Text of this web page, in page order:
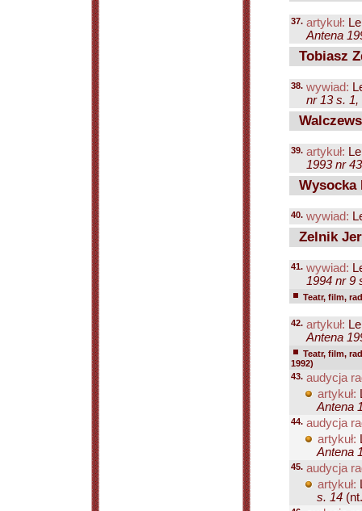
37. artykuł:
Antena
Tobiasz
38. wywiad:
nr 13 s. 1,
39. artykuł:
1993 nr
Wysocka
40. wywiad:
Zelnik
41. wywiad:
1994 nr 9
Teatr, film,
42. artykuł:
Antena
Teatr, film,
1992)
43. audycja
artykuł:
Antena
44. audycja
artykuł:
Antena
45. audycja
artykuł:
s. 14